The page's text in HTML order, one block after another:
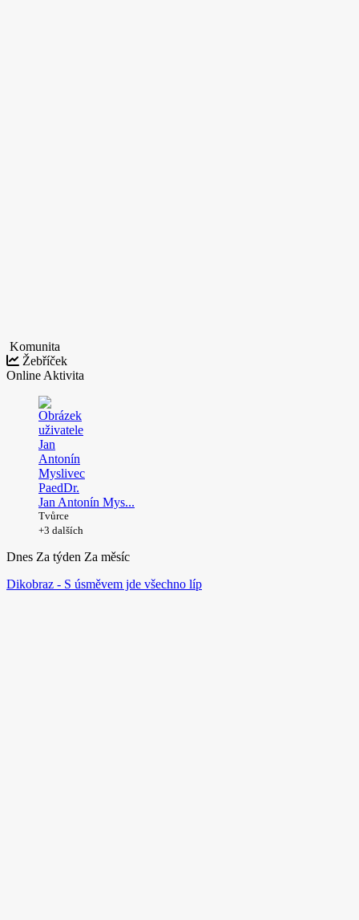
Komunita
Žebříček
Online Aktivita
Jan Antonín Mys...
Tvůrce
+3 dalších
Dnes Za týden Za měsíc
Dikobraz - S úsměvem jde všechno líp